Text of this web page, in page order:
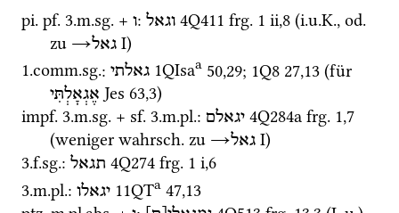
pi. pf. 3.m.sg. + ו: וגאל 4Q411 frg. 1 ii,8 (i.u.K., od.
zu →גאל ‎ I)
1.comm.sg.: גאלתי 1QIsaa 50,29; 1Q8 27,13
אֶגְאָלְתִּי Jes 63,3)
impf. 3.m.sg. + sf. 3.m.pl.: יגאלם 4Q284a frg. 1,7
(weniger wahrsch. zu →גאל ‎ I)
3.f.sg.: תגאל 4Q274 frg. 1 i,6
3.m.pl.: יגאלו 11QTa 47,13